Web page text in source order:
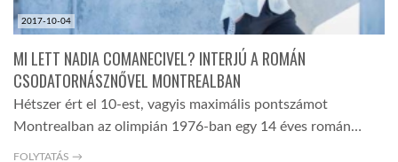
2017-10-04
MI LETT NADIA COMANECIVEL? INTERJÚ A ROMÁN
CSODATORNÁSZNŐVEL MONTREALBAN
Hétszer ért el 10-est, vagyis maximális pontszámot
Montrealban az olimpián 1976-ban egy 14 éves román…
FOLYTATÁS →